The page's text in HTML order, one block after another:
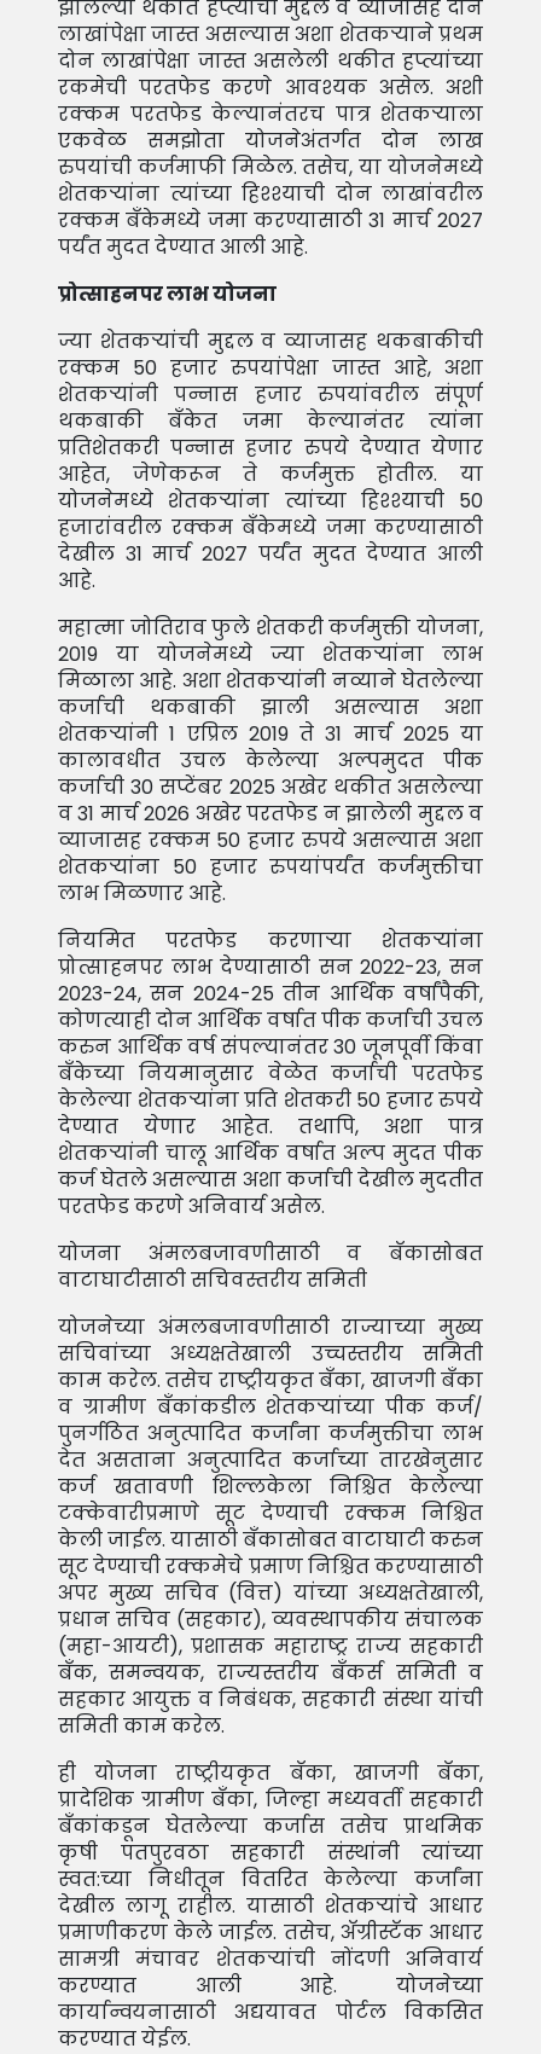
झालेल्या थकीत हप्त्यांची मुद्दल व व्याजासह दोन
लाखांपेक्षा जास्त असल्यास अशा शेतकर्‍याने प्रथम
दोन लाखांपेक्षा जास्त असलेली थकीत हप्त्यांच्या
रकमेची परतफेड करणे आवश्यक असेल. अशी
रक्कम परतफेड केल्यानंतरच पात्र शेतकर्‍याला
एकवेळ समझोता योजनेअंतर्गत दोन लाख
रुपयांची कर्जमाफी मिळेल. तसेच, या योजनेमध्ये
शेतकर्‍यांना त्यांच्या हिश्श्याची दोन लाखांवरील
रक्कम बँकेमध्ये जमा करण्यासाठी 31 मार्च 2027
पर्यंत मुदत देण्यात आली आहे.
प्रोत्साहनपर लाभ योजना
ज्या शेतकर्‍यांची मुद्दल व व्याजासह थकबाकीची
रक्कम 50 हजार रुपयांपेक्षा जास्त आहे, अशा
शेतकर्‍यांनी पन्नास हजार रुपयांवरील संपूर्ण
थकबाकी बँकेत जमा केल्यानंतर त्यांना
प्रतिशेतकरी पन्नास हजार रुपये देण्यात येणार
आहेत, जेणेकरून ते कर्जमुक्त होतील. या
योजनेमध्ये शेतकर्‍यांना त्यांच्या हिश्श्याची 50
हजारांवरील रक्कम बँकेमध्ये जमा करण्यासाठी
देखील 31 मार्च 2027 पर्यंत मुदत देण्यात आली
आहे.
महात्मा जोतिराव फुले शेतकरी कर्जमुक्ती योजना,
2019 या योजनेमध्ये ज्या शेतकर्‍यांना लाभ
मिळाला आहे. अशा शेतकर्‍यांनी नव्याने घेतलेल्या
कर्जाची थकबाकी झाली असल्यास अशा
शेतकर्‍यांनी 1 एप्रिल 2019 ते 31 मार्च 2025 या
कालावधीत उचल केलेल्या अल्पमुदत पीक
कर्जाची 30 सप्टेंबर 2025 अखेर थकीत असलेल्या
व 31 मार्च 2026 अखेर परतफेड न झालेली मुद्दल व
व्याजासह रक्कम 50 हजार रुपये असल्यास अशा
शेतकर्‍यांना 50 हजार रुपयांपर्यंत कर्जमुक्तीचा
लाभ मिळणार आहे.
नियमित परतफेड करणार्‍या शेतकर्‍यांना
प्रोत्साहनपर लाभ देण्यासाठी सन 2022-23, सन
2023-24, सन 2024-25 तीन आर्थिक वर्षांपैकी,
कोणत्याही दोन आर्थिक वर्षात पीक कर्जाची उचल
करुन आर्थिक वर्ष संपल्यानंतर 30 जूनपूर्वी किंवा
बँकेच्या नियमानुसार वेळेत कर्जाची परतफेड
केलेल्या शेतकर्‍यांना प्रति शेतकरी 50 हजार रुपये
देण्यात येणार आहेत. तथापि, अशा पात्र
शेतकर्‍यांनी चालू आर्थिक वर्षात अल्प मुदत पीक
कर्ज घेतले असल्यास अशा कर्जाची देखील मुदतीत
परतफेड करणे अनिवार्य असेल.
योजना अंमलबजावणीसाठी व बँकासोबत
वाटाघाटीसाठी सचिवस्तरीय समिती
योजनेच्या अंमलबजावणीसाठी राज्याच्या मुख्य
सचिवांच्या अध्यक्षतेखाली उच्चस्तरीय समिती
काम करेल. तसेच राष्ट्रीयकृत बँका, खाजगी बँका
व ग्रामीण बँकांकडील शेतकर्‍यांच्या पीक कर्ज/
पुनर्गठित अनुत्पादित कर्जांना कर्जमुक्तीचा लाभ
देत असताना अनुत्पादित कर्जाच्या तारखेनुसार
कर्ज खतावणी शिल्लकेला निश्चित केलेल्या
टक्केवारीप्रमाणे सूट देण्याची रक्कम निश्चित
केली जाईल. यासाठी बँकासोबत वाटाघाटी करुन
सूट देण्याची रक्कमेचे प्रमाण निश्चित करण्यासाठी
अपर मुख्य सचिव (वित्त) यांच्या अध्यक्षतेखाली,
प्रधान सचिव (सहकार), व्यवस्थापकीय संचालक
(महा-आयटी), प्रशासक महाराष्ट्र राज्य सहकारी
बँक, समन्वयक, राज्यस्तरीय बँकर्स समिती व
सहकार आयुक्त व निबंधक, सहकारी संस्था यांची
समिती काम करेल.
ही योजना राष्ट्रीयकृत बँका, खाजगी बँका,
प्रादेशिक ग्रामीण बँका, जिल्हा मध्यवर्ती सहकारी
बँकांकडून घेतलेल्या कर्जास तसेच प्राथमिक
कृषी पतपुरवठा सहकारी संस्थांनी त्यांच्या
स्वत:च्या निधीतून वितरित केलेल्या कर्जांना
देखील लागू राहील. यासाठी शेतकर्‍यांचे आधार
प्रमाणीकरण केले जाईल. तसेच, अ‍ॅग्रीस्टॅक आधार
सामग्री मंचावर शेतकर्‍यांची नोंदणी अनिवार्य
करण्यात आली आहे. योजनेच्या
कार्यान्वयनासाठी अद्ययावत पोर्टल विकसित
करण्यात येईल.